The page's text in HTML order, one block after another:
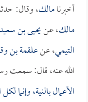
أخبرنامالك، وقال:
مالك، عنيحيى بن
التيمي، عنعلقمة بن
الله عنه، قال: سمعت
الأعمال بالنية،